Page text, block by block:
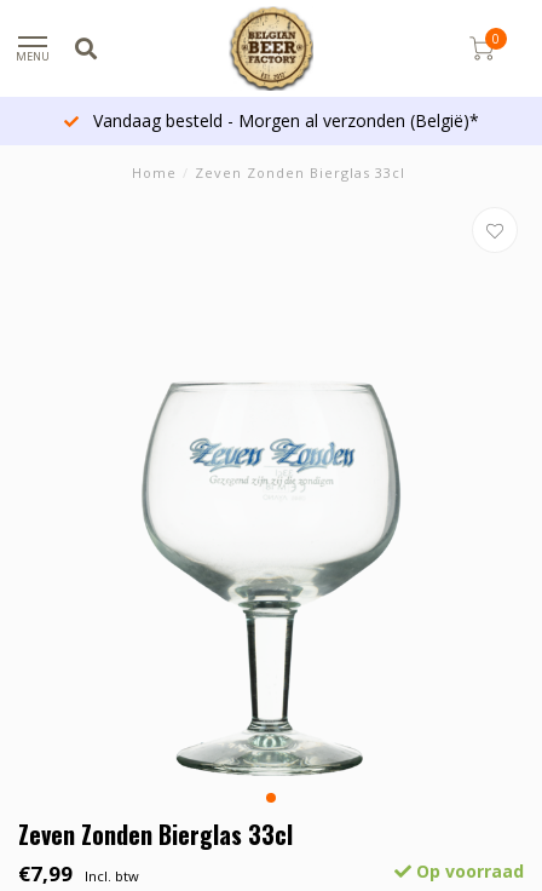
MENU
0
Vandaag besteld - Morgen al verzonden (België)*
Home / Zeven Zonden Bierglas 33cl
Zeven Zonden Bierglas 33cl
€7,99 Incl. btw Op voorraad